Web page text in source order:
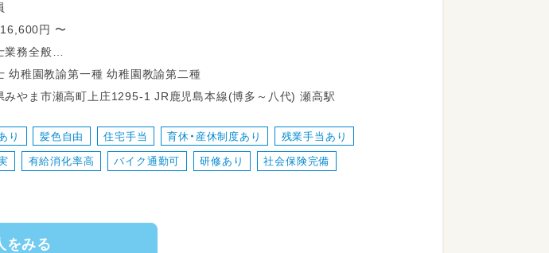
円 〜
業務全般
～5歳児の園児のお世話等（園児数約75名）
可能性なし
保育士 幼稚園教諭第一種 幼稚園教諭第二種
福岡県みやま市瀬高町上庄1295-1 JR鹿児島本線(博多～八代) 瀬高駅
り 髪色自由 住宅手当 育休・産休制度あり 残業手当あり
有給消化率高 バイク通勤可 研修あり 社会保険完備
をみる